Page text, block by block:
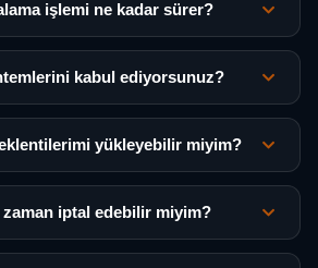
işlemi ne kadar sürer?
kabul ediyorsunuz?
yükleyebilir miyim?
zaman iptal edebilir miyim?